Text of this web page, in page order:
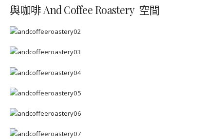
與咖啡 And Coffee Roastery 空間